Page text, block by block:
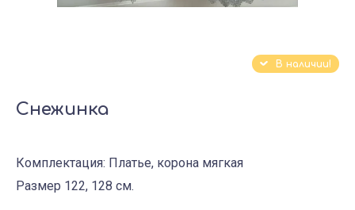
В наличии!
Снежинка
Комплектация: Платье, корона мягкая
Размер 122, 128 см.